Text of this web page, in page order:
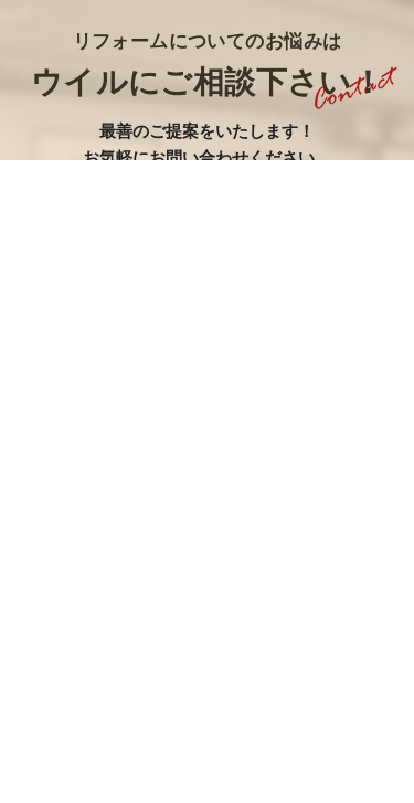
リフォームについてのお悩みは
ウイルにご相談下さい！
最善のご提案をいたします ！
お気軽にお問い合わせください。